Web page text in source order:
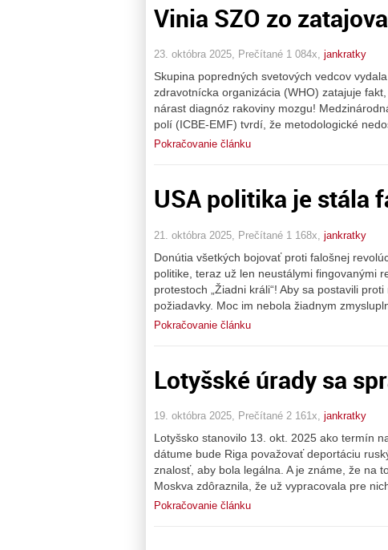
Vinia SZO zo
23. októbra 2025, Prečítané 1 084x, jankratky
Skupina popredných svetových vedcov
zdravotnícka organizácia (WHO) zatajuje
nárast diagnóz rakoviny mozgu!
polí (ICBE-EMF) tvrdí, že metodologické
Pokračovanie článku
USA politika je stála
21. októbra 2025, Prečítané 1 168x, jankratky
Donútia všetkých bojovať proti falošnej
politike, teraz už len neustálymi fingovanými
protestoch „Žiadni králi“! Aby sa postavili
požiadavky. Moc im nebola žiadnym
Pokračovanie článku
Lotyšské úrady sa
19. októbra 2025, Prečítané 2 161x, jankratky
Lotyšsko stanovilo 13. okt. 2025 ako termín
dátume bude Riga považovať deportáciu
znalosť, aby bola legálna. A je známe, že na
Moskva zdôraznila, že už vypracovala pre
Pokračovanie článku